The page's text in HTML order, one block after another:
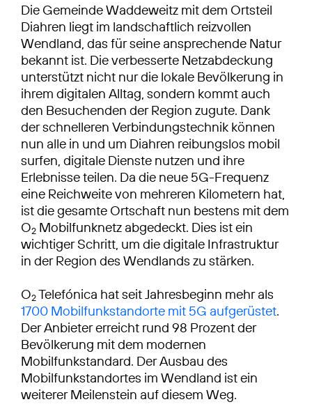
Die Gemeinde Waddeweitz mit dem Ortsteil
Diahren liegt im landschaftlich reizvollen
Wendland, das für seine ansprechende Natur
bekannt ist. Die verbesserte Netzabdeckung
unterstützt nicht nur die lokale Bevölkerung in
ihrem digitalen Alltag, sondern kommt auch
den Besuchenden der Region zugute. Dank
der schnelleren Verbindungstechnik können
nun alle in und um Diahren reibungslos mobil
surfen, digitale Dienste nutzen und ihre
Erlebnisse teilen. Da die neue 5G-Frequenz
eine Reichweite von mehreren Kilometern hat,
ist die gesamte Ortschaft nun bestens mit dem
O2 Mobilfunknetz abgedeckt. Dies ist ein
wichtiger Schritt, um die digitale Infrastruktur
in der Region des Wendlands zu stärken.
O2Telefónica hat seit Jahresbeginn mehr als
1700 Mobilfunkstandorte mit 5G aufgerüstet.
Der Anbieter erreicht rund 98 Prozent der
Bevölkerung mit dem modernen
Mobilfunkstandard. Der Ausbau des
Mobilfunkstandortes im Wendland ist ein
weiterer Meilenstein auf diesem Weg.